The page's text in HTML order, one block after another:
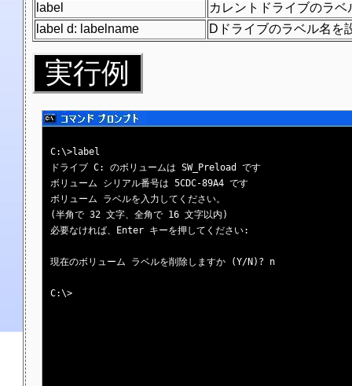
label
カレントドライブのラベ
label d: labelname
Dドライブのラベル名を
実行例
C:\>label
ドライブ C: のボリュームは SW_Preload です
ボリューム シリアル番号は 5CDC-89A4 です
ボリューム ラベルを入力してください。
(半角で 32 文字、全角で 16 文字以内)
必要なければ、Enter キーを押してください:
現在のボリューム ラベルを削除しますか (Y/N)? n
C:\>